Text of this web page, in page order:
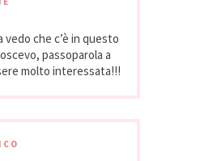
vedo che c’è in questo
passoparola a
molto interessata!!!